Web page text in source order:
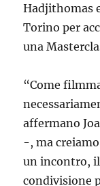
Hadjithomas
Torino per
una
“Come
affermano
-, ma
un incontro, il
condivisione